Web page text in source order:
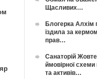
Щасливих…
Блогерка Алхім
їздила за
прав…
Санаторій
ймовірної
та активів…